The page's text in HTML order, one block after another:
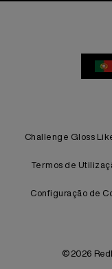
Challenge Gloss
Termos de
Configuração de
© 2026